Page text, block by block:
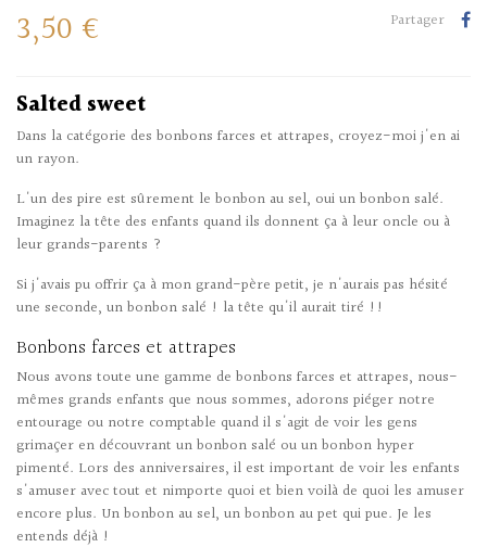
3,50 €
Partager
Salted sweet
Dans la catégorie des bonbons farces et attrapes, croyez-moi j'en ai
un rayon.
L'un des pire est sûrement le bonbon au sel, oui un bonbon salé.
Imaginez la tête des enfants quand ils donnent ça à leur oncle ou à
leur grands-parents ?
Si j'avais pu offrir ça à mon grand-père petit, je n'aurais pas hésité
une seconde, un bonbon salé ! la tête qu'il aurait tiré !!
Bonbons farces et attrapes
Nous avons toute une gamme de bonbons farces et attrapes, nous-
mêmes grands enfants que nous sommes, adorons piéger notre
entourage ou notre comptable quand il s'agit de voir les gens
grimaçer en découvrant un bonbon salé ou un bonbon hyper
pimenté. Lors des anniversaires, il est important de voir les enfants
s'amuser avec tout et nimporte quoi et bien voilà de quoi les amuser
encore plus. Un bonbon au sel, un bonbon au pet qui pue. Je les
entends déjà !